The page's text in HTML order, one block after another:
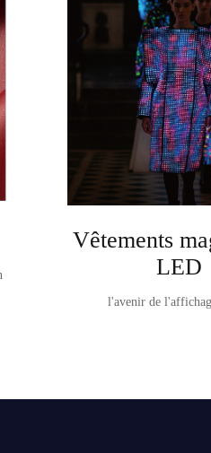
Vêtements
LED
l'avenir de